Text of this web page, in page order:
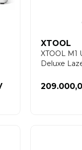
XTOOL
XTOOL M1
Deluxe